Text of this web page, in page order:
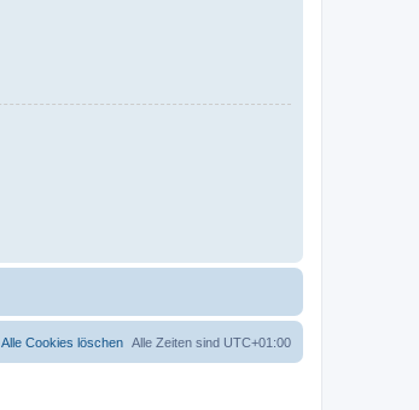
Alle Zeiten sind UTC+01:00
Alle Cookies löschen